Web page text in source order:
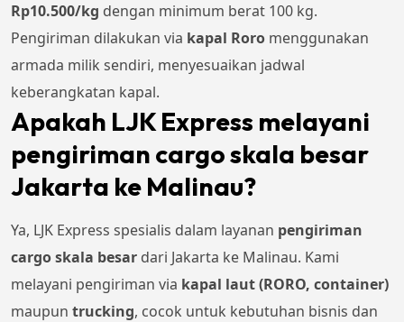
Rp10.500/kg dengan minimum berat 100 kg.
Pengiriman dilakukan via kapal Roro menggunakan
armada milik sendiri, menyesuaikan jadwal
keberangkatan kapal.
Apakah LJK Express melayani
pengiriman cargo skala besar
Jakarta ke Malinau?
Ya, LJK Express spesialis dalam layanan pengiriman
cargo skala besar dari Jakarta ke Malinau. Kami
melayani pengiriman via kapal laut (RORO, container)
maupun trucking, cocok untuk kebutuhan bisnis dan